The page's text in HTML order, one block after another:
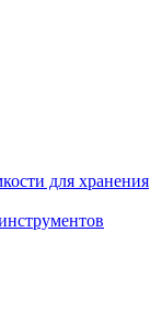
для хранения